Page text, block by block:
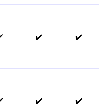
✔️ ✔️
✔️ ✔️